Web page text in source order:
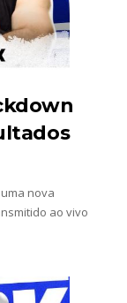
nova
ao vivo